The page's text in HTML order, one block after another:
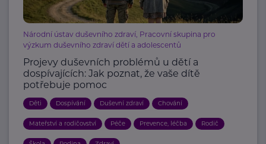
Národní ústav duševního zdraví, Pracovní skupina pro
výzkum duševního zdraví dětí a adolescentů
Projevy duševních problémů u dětí a
dospívajících: Jak poznat, že vaše dítě
potřebuje pomoc
Děti Dospívání Duševní zdraví Chování
Mateřství a rodičovství Péče Prevence, léčba Rodič